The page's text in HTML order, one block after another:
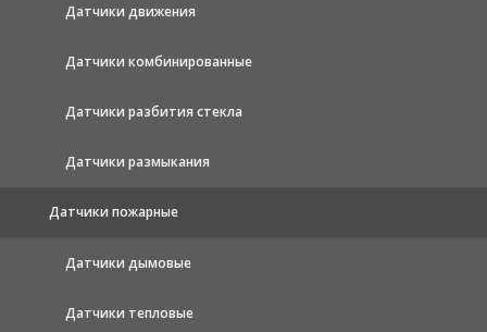
Датчики движения
Датчики комбинированные
Датчики разбития стекла
Датчики размыкания
Датчики пожарные
Датчики дымовые
Датчики тепловые